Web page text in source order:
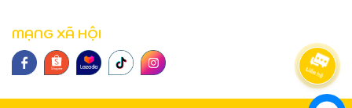
MẠNG XÃ HỘI